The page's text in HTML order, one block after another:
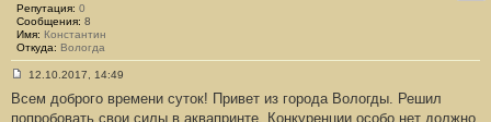
Репутация: 0
Сообщения: 8
Имя: Константин
Откуда: Вологда
о
12.10.2017, 14:49
Всем доброго времени суток! Привет из города Вологды. Решил
попробовать свои силы в аквапринте. Конкуренции особо нет должно